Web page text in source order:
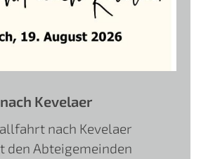
Kevelaer
nach Kevelaer
den Abteigemeinden